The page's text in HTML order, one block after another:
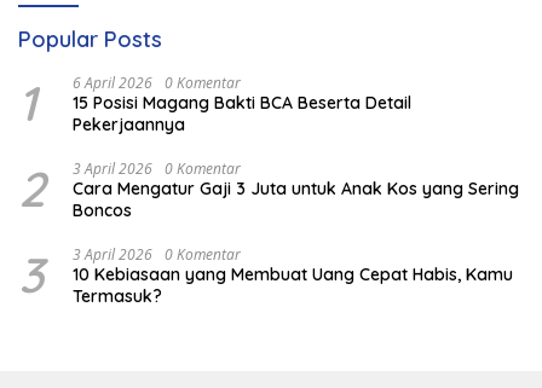
Popular Posts
1 6 April 2026 0 Komentar
15 Posisi Magang Bakti BCA Beserta Detail
Pekerjaannya
2 3 April 2026 0 Komentar
Cara Mengatur Gaji 3 Juta untuk Anak Kos yang Sering
Boncos
3 3 April 2026 0 Komentar
10 Kebiasaan yang Membuat Uang Cepat Habis, Kamu
Termasuk?